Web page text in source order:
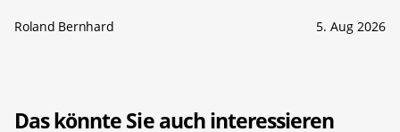
Roland Bernhard 5. Aug 2026
Das könnte Sie auch interessieren